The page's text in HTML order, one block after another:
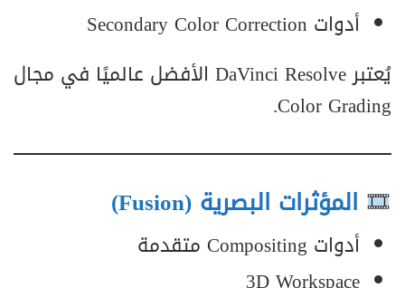
أدوات Secondary Color Correction
يُعتبر DaVinci Resolve الأفضل عالميًا في مجال
Color Grading.
المؤثرات البصرية (Fusion)
أدوات Compositing متقدمة